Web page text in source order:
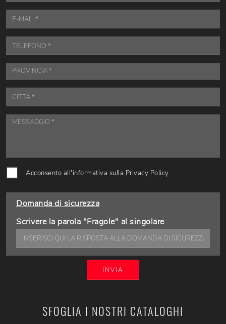
SFOGLIA I NOSTRI CATALOGHI
Acconsento all'informativa sulla Privacy Policy
Domanda di sicurezza
Scrivere la parola "Fragole" al singolare
INVIA